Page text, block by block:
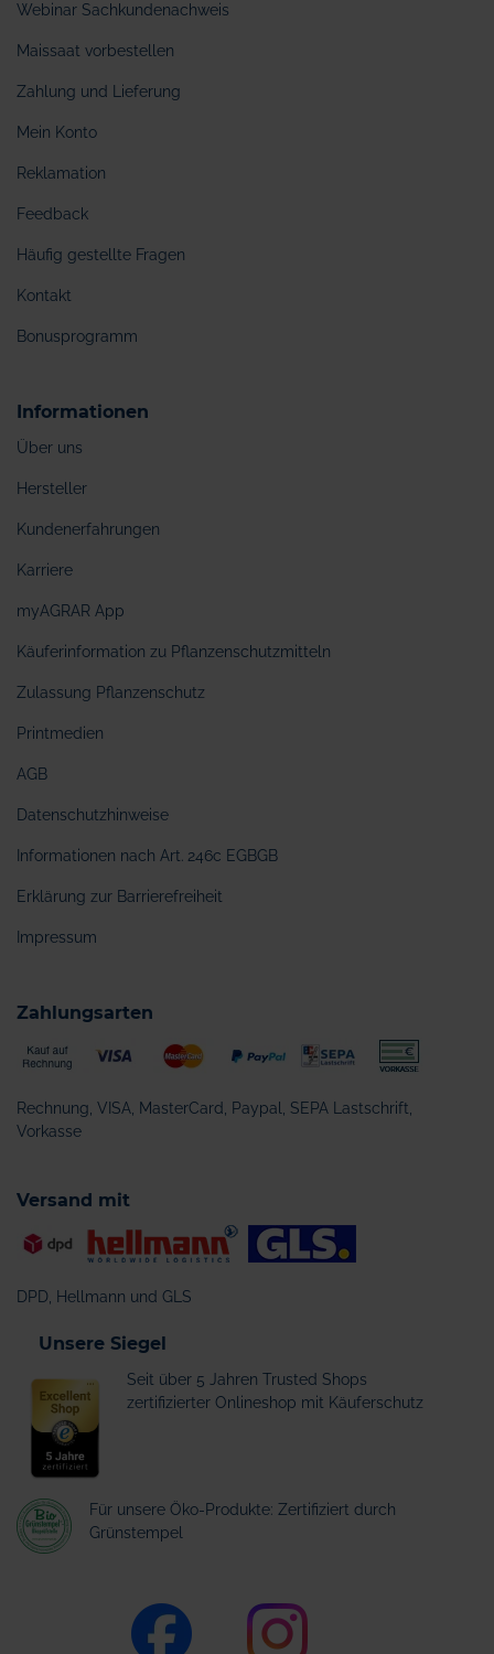
Webinar Sachkundenachweis
Maissaat vorbestellen
Zahlung und Lieferung
Mein Konto
Reklamation
Feedback
Häufig gestellte Fragen
Kontakt
Bonusprogramm
Informationen
Über uns
Hersteller
Kundenerfahrungen
Karriere
myAGRAR App
Käuferinformation zu Pflanzenschutzmitteln
Zulassung Pflanzenschutz
Printmedien
AGB
Datenschutzhinweise
Informationen nach Art. 246c EGBGB
Erklärung zur Barrierefreiheit
Impressum
Zahlungsarten
Rechnung, VISA, MasterCard, Paypal, SEPA Lastschrift,
Vorkasse
Versand mit
DPD, Hellmann und GLS
Unsere Siegel
Seit über 5 Jahren Trusted Shops
zertifizierter Onlineshop mit Käuferschutz
Für unsere Öko-Produkte: Zertifiziert durch
Grünstempel